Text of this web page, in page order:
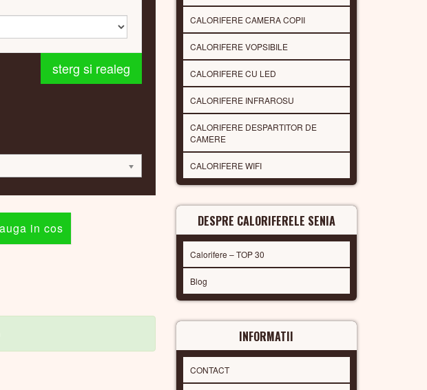
sterg si realeg
CALORIFERE CAMERA COPII
CALORIFERE VOPSIBILE
CALORIFERE CU LED
CALORIFERE INFRAROSU
CALORIFERE DESPARTITOR DE
CAMERE
CALORIFERE WIFI
DESPRE CALORIFERELE SENIA
Calorifere – TOP 30
Blog
INFORMATII
CONTACT